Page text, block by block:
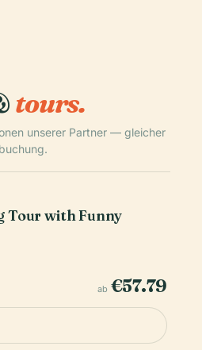
tours.
unserer Partner — gleicher
Tour with Funny
ab €57.79